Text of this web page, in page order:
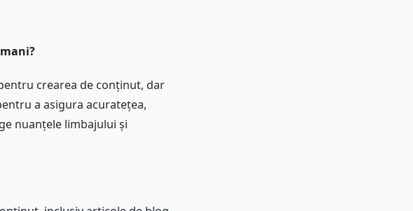
crearea de conținut, dar
a asigura acuratețea,
nuanțele limbajului și